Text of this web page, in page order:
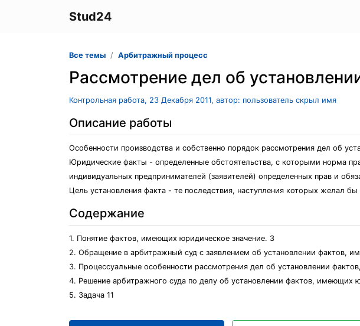
Stud24
Все темы Арбитражный процесс
Рассмотрение дел об
Контрольная работа, 23 Декабря 2011, автор: пользователь скрыл имя
Описание работы
Особенности производства и собственно порядок рассмотрения дел об
Юридические факты - определенные обстоятельства, с которыми норма
индивидуальных предпринимателей (заявителей) определенных прав и
Цель установления факта - те последствия, наступления которых желал бы
Содержание
1. Понятие фактов, имеющих юридическое значение. 3
2. Обращение в арбитражный суд с заявлением об установлении фактов,
3. Процессуальные особенности рассмотрения дел об установлении
4. Решение арбитражного суда по делу об установлении фактов, имеющих
5. Задача 11